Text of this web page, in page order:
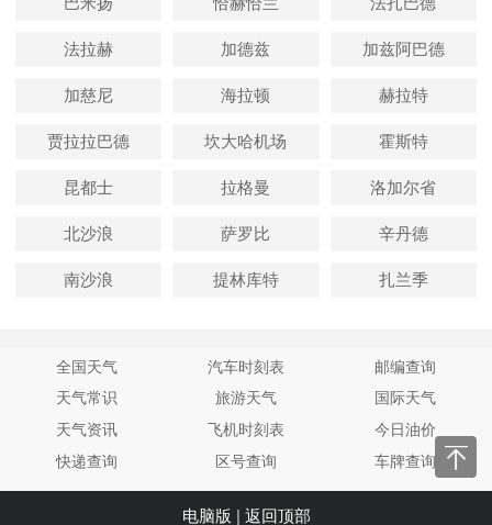
法拉赫 加德兹 加兹阿巴德
加慈尼 海拉顿 赫拉特
贾拉拉巴德 坎大哈机场 霍斯特
昆都士 拉格曼 洛加尔省
北沙浪 萨罗比 辛丹德
南沙浪 提林库特 扎兰季
全国天气 汽车时刻表
邮编查询
天气常识
旅游天气
国际天气
天气资讯
飞机时刻表
今日油价
快递查询
区号查询 车牌查询
电脑版 | 返回顶部